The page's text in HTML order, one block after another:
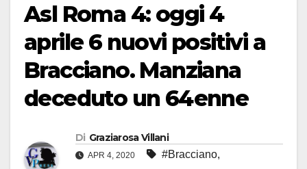
Asl Roma 4: oggi 4
aprile 6 nuovi positivi a
Bracciano. Manziana
deceduto un 64enne
Di Graziarosa Villani
APR 4, 2020 #Bracciano,